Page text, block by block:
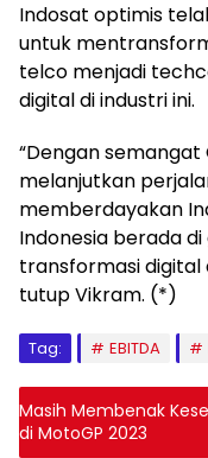
Indosat optimis
untuk
telco menjadi
digital di industri ini.
“Dengan
melanjutkan
memberdayakan
Indonesia berada
transformasi digital
tutup Vikram. (*)
Tag: EBITDA
Masih Membenak
di MotoGP 2023